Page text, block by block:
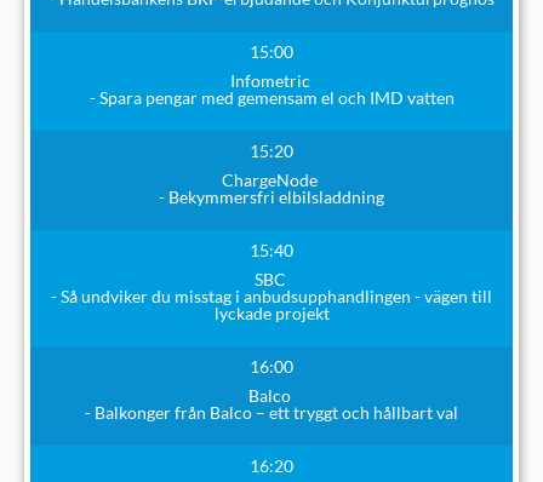
15:00
Infometric
- Spara pengar med gemensam el och IMD vatten
15:20
ChargeNode
- Bekymmersfri elbilsladdning
15:40
SBC
- Så undviker du misstag i anbudsupphandlingen - vägen till
lyckade projekt
16:00
Balco
- Balkonger från Balco – ett tryggt och hållbart val
16:20